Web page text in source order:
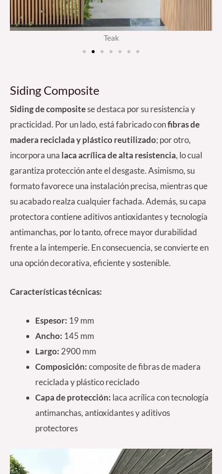
Teak
Siding Composite
Siding de compositese destaca por su resistencia y
practicidad. Por un lado, está fabricado confibras de
madera reciclada y plástico reutilizado; por otro,
incorpora una laca acrílica de alta resistencia, lo cual
garantiza protección ante el desgaste. Asimismo, su
formato favorece una instalación precisa, mientras que
su acabado realza cualquier fachada. Además, su capa
protectora contiene aditivos antioxidantes y tecnología
antimanchas, por lo tanto, ofrece mayor durabilidad
frente a la intemperie. En consecuencia, se convierte en
una opción decorativa, eficiente y sostenible.
Características técnicas:
Espesor: 19 mm
Ancho: 145 mm
Largo: 2900 mm
Composición:composite de fibras de madera
reciclada y plástico reciclado
Capa de protección: laca acrílica con tecnología
antimanchas, antioxidantes y aditivos
protectores